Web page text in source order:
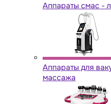
Аппараты cмас -
Аппараты для
массажа